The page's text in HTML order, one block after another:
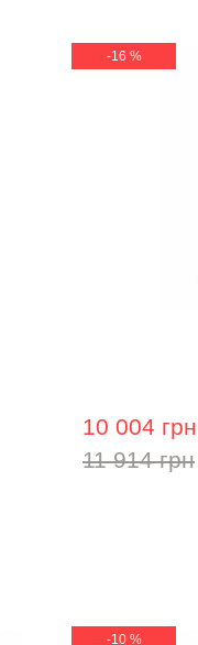
-16 %
10 004 грн
11 914 грн
-10 %